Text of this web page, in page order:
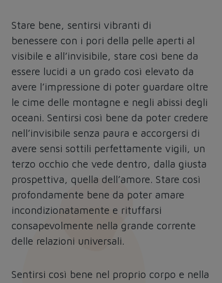
Stare bene, sentirsi vibranti di
benessere con i pori della pelle aperti al
visibile e all’invisibile, stare così bene da
essere lucidi a un grado così elevato da
avere l’impressione di poter guardare oltre
le cime delle montagne e negli abissi degli
oceani. Sentirsi così bene da poter credere
nell’invisibile senza paura e accorgersi di
avere sensi sottili perfettamente vigili, un
terzo occhio che vede dentro, dalla giusta
prospettiva, quella dell’amore. Stare così
profondamente bene da poter amare
incondizionatamente e rituffarsi
consapevolmente nella grande corrente
delle relazioni universali.
Sentirsi così bene nel proprio corpo e nella